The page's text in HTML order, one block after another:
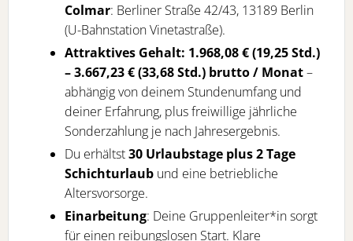
Colmar: Berliner Straße 42/43, 13189 Berlin
(U-Bahnstation Vinetastraße).
Attraktives Gehalt: 1.968,08 € (19,25 Std.)
– 3.667,23 € (33,68 Std.) brutto / Monat–
abhängig von deinem Stundenumfang und
deiner Erfahrung, plus freiwillige jährliche
Sonderzahlung je nach Jahresergebnis.
Du erhältst30 Urlaubstage plus 2 Tage
Schichturlaub und eine betriebliche
Altersvorsorge.
Einarbeitung: Deine Gruppenleiter*in sorgt
für einen reibungslosen Start. Klare